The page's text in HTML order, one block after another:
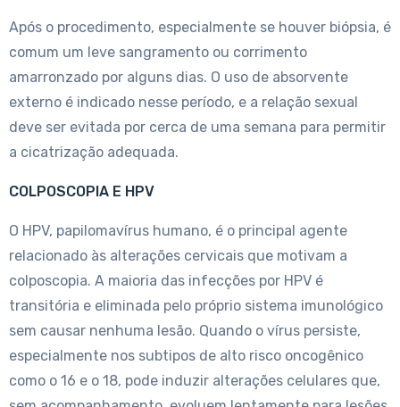
Após o procedimento, especialmente se houver biópsia, é
comum um leve sangramento ou corrimento
amarronzado por alguns dias. O uso de absorvente
externo é indicado nesse período, e a relação sexual
deve ser evitada por cerca de uma semana para permitir
a cicatrização adequada.
COLPOSCOPIA E HPV
O HPV, papilomavírus humano, é o principal agente
relacionado às alterações cervicais que motivam a
colposcopia. A maioria das infecções por HPV é
transitória e eliminada pelo próprio sistema imunológico
sem causar nenhuma lesão. Quando o vírus persiste,
especialmente nos subtipos de alto risco oncogênico
como o 16 e o 18, pode induzir alterações celulares que,